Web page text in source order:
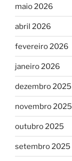
maio 2026
abril 2026
fevereiro 2026
janeiro 2026
dezembro 2025
novembro 2025
outubro 2025
setembro 2025